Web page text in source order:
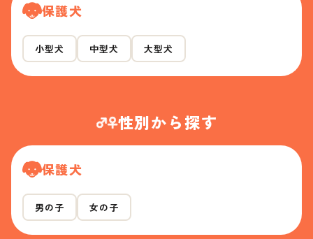
保護犬
小型犬 中型犬 大型犬
性別から探す
保護犬
男の子 女の子